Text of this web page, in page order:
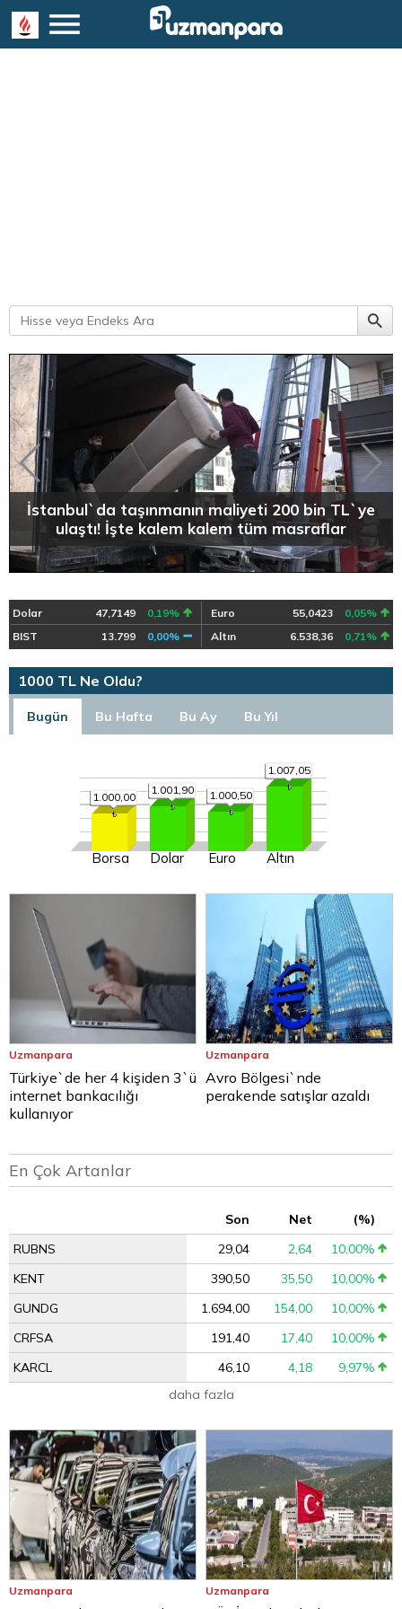
İstanbul`da taşınmanın maliyeti 200 bin TL`ye
ulaştı! İşte kalem kalem tüm masraflar
Dolar 47,7149 0,19% Euro 55,0423
0,05%
BIST
13.799 0,00% Altın 6.538,36 0,71%
1000 TL Ne Oldu?
Bugün Bu Hafta Bu Ay Bu Yıl
1.000,00
Borsa
1.001,90
Dolar
1.000,50
Euro
1.007,05
Altın
Uzmanpara
Türkiye`de her 4 kişiden 3`ü
internet bankacılığı
kullanıyor
Uzmanpara
Avro Bölgesi`nde
perakende satışlar azaldı
En Çok Artanlar
Son Net
(%)
RUBNS
29,04 2,64
10,00%
KENT
390,50 35,50
10,00%
GUNDG
1.694,00 154,00
10,00%
CRFSA
191,40 17,40
10,00%
KARCL
46,10 4,18
9,97%
daha fazla
Uzmanpara Uzmanpara